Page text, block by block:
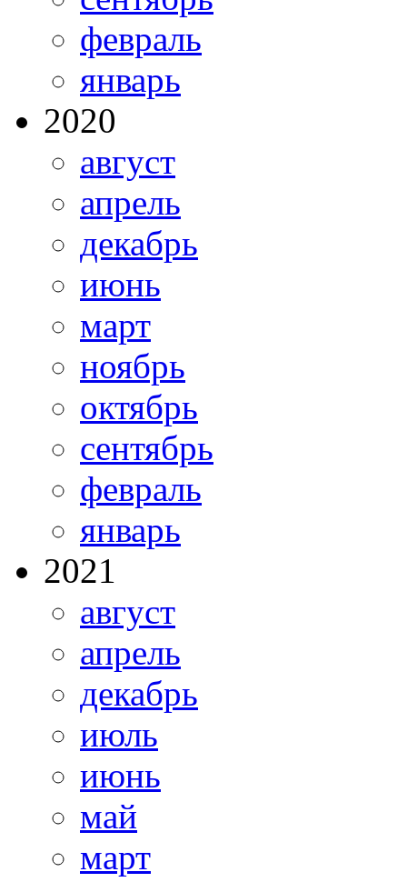
февраль
январь
2020
август
апрель
декабрь
июнь
март
ноябрь
октябрь
сентябрь
февраль
январь
2021
август
апрель
декабрь
июль
июнь
май
март